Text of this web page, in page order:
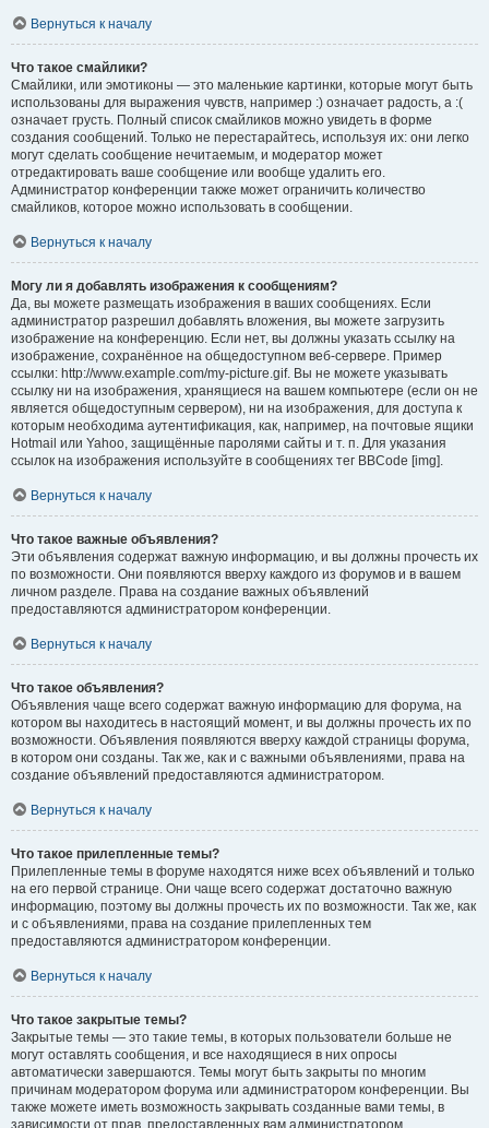
Вернуться к началу
Что такое смайлики?
Смайлики, или эмотиконы — это маленькие картинки, которые могут быть
использованы для выражения чувств, например :) означает радость, а :(
означает грусть. Полный список смайликов можно увидеть в форме
создания сообщений. Только не перестарайтесь, используя их: они легко
могут сделать сообщение нечитаемым, и модератор может
отредактировать ваше сообщение или вообще удалить его.
Администратор конференции также может ограничить количество
смайликов, которое можно использовать в сообщении.
Вернуться к началу
Могу ли я добавлять изображения к сообщениям?
Да, вы можете размещать изображения в ваших сообщениях. Если
администратор разрешил добавлять вложения, вы можете загрузить
изображение на конференцию. Если нет, вы должны указать ссылку на
изображение, сохранённое на общедоступном веб-сервере. Пример
ссылки: http://www.example.com/my-picture.gif. Вы не можете указывать
ссылку ни на изображения, хранящиеся на вашем компьютере (если он не
является общедоступным сервером), ни на изображения, для доступа к
которым необходима аутентификация, как, например, на почтовые ящики
Hotmail или Yahoo, защищённые паролями сайты и т. п. Для указания
ссылок на изображения используйте в сообщениях тег BBCode [img].
Вернуться к началу
Что такое важные объявления?
Эти объявления содержат важную информацию, и вы должны прочесть их
по возможности. Они появляются вверху каждого из форумов и в вашем
личном разделе. Права на создание важных объявлений
предоставляются администратором конференции.
Вернуться к началу
Что такое объявления?
Объявления чаще всего содержат важную информацию для форума, на
котором вы находитесь в настоящий момент, и вы должны прочесть их по
возможности. Объявления появляются вверху каждой страницы форума,
в котором они созданы. Так же, как и с важными объявлениями, права на
создание объявлений предоставляются администратором.
Вернуться к началу
Что такое прилепленные темы?
Прилепленные темы в форуме находятся ниже всех объявлений и только
на его первой странице. Они чаще всего содержат достаточно важную
информацию, поэтому вы должны прочесть их по возможности. Так же, как
и с объявлениями, права на создание прилепленных тем
предоставляются администратором конференции.
Вернуться к началу
Что такое закрытые темы?
Закрытые темы — это такие темы, в которых пользователи больше не
могут оставлять сообщения, и все находящиеся в них опросы
автоматически завершаются. Темы могут быть закрыты по многим
причинам модератором форума или администратором конференции. Вы
также можете иметь возможность закрывать созданные вами темы, в
зависимости от прав, предоставленных вам администратором